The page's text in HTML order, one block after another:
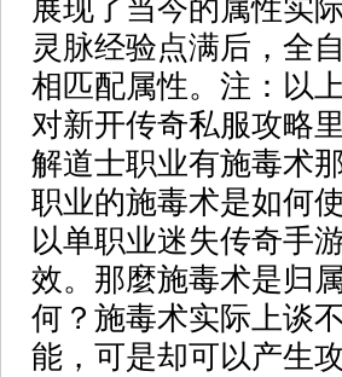
展现了当今的属性实
灵脉经验点满后，全
相匹配属性。注：
对新开传奇私服攻略
解道士职业有施毒术
职业的施毒术是如何
以单职业迷失传奇手
效。那麼施毒术是归
何？施毒术实际上谈
能，可是却可以产生